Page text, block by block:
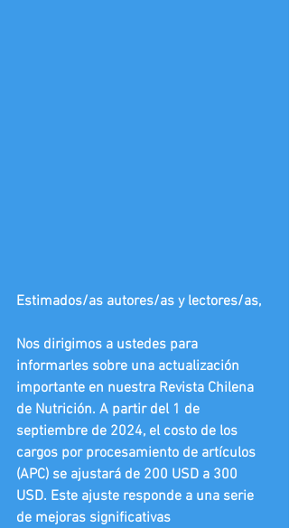
Estimados/as autores/as y lectores/as,
Nos dirigimos a ustedes para
informarles sobre una actualización
importante en nuestra Revista Chilena
de Nutrición. A partir del 1 de
septiembre de 2024, el costo de los
cargos por procesamiento de artículos
(APC) se ajustará de 200 USD a 300
USD. Este ajuste responde a una serie
de mejoras significativas